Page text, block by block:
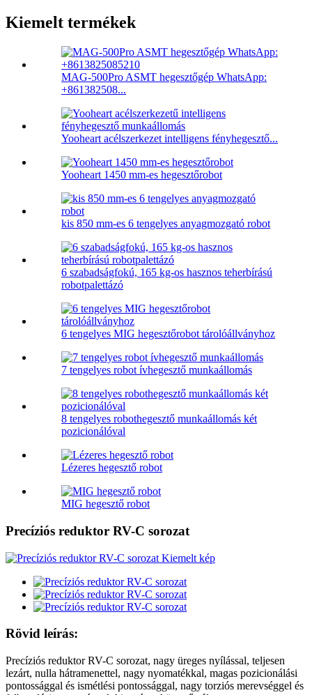
Kiemelt termékek
MAG-500Pro ASMT hegesztőgép WhatsApp:
+861382508...
Yooheart acélszerkezet intelligens fényhegesztő...
Yooheart 1450 mm-es hegesztőrobot
kis 850 mm-es 6 tengelyes anyagmozgató robot
6 szabadságfokú, 165 kg-os hasznos teherbírású
robotpalettázó
6 tengelyes MIG hegesztőrobot tárolóállványhoz
7 tengelyes robot ívhegesztő munkaállomás
8 tengelyes robothegesztő munkaállomás két
pozicionálóval
Lézeres hegesztő robot
MIG hegesztő robot
Precíziós reduktor RV-C sorozat
Rövid leírás:
Precíziós reduktor RV-C sorozat, nagy üreges nyílással, teljesen
lezárt, nulla hátramenettel, nagy nyomatékkal, magas pozicionálási
pontossággal és ismétlési pontossággal, nagy torziós merevséggel és